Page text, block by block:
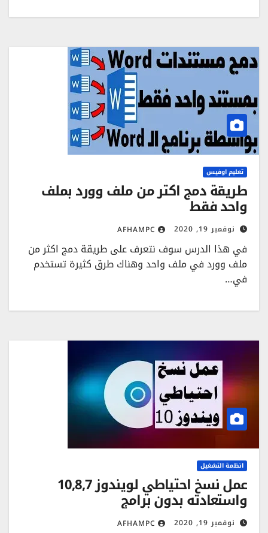
تعليم اوفيس
طريقة دمج اكتر من ملف وورد بملف
واحد فقط
نوفمبر 19, 2020 AFHAMPC
في هذا الدرس سوف نتعرف على طريقة دمج اكثر من
ملف وورد في ملف واحد وهناك طرق كثيرة تستخدم
في…
انظمة التشغيل
عمل نسخ احتياطي لويندوز 10,8,7
واستعادته بدون برامج
نوفمبر 19, 2020 AFHAMPC